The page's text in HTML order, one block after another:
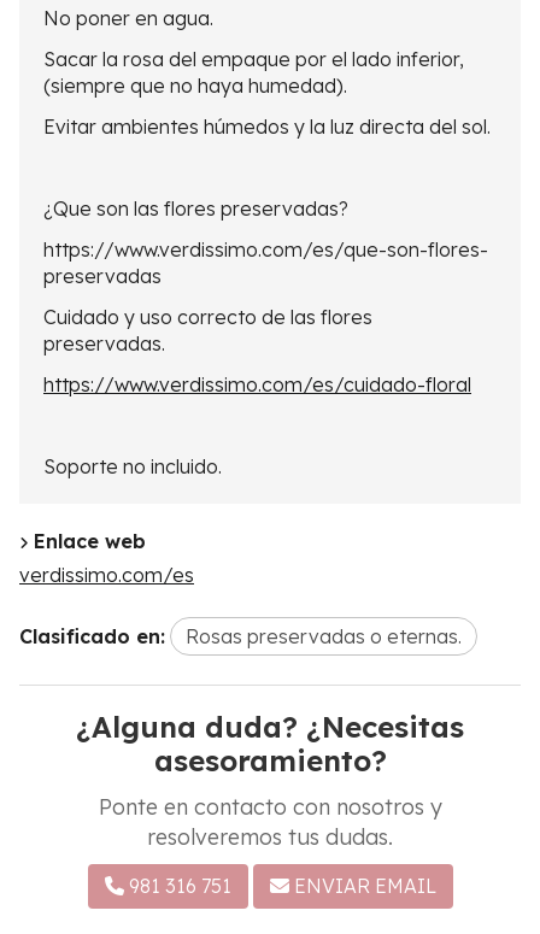
No poner en agua.
Sacar la rosa del empaque por el lado inferior,
(siempre que no haya humedad).
Evitar ambientes húmedos y la luz directa del sol.
¿Que son las flores preservadas?
https://www.verdissimo.com/es/que-son-flores-
preservadas
Cuidado y uso correcto de las flores
preservadas.
https://www.verdissimo.com/es/cuidado-floral
Soporte no incluido.
Enlace web
verdissimo.com/es
Clasificado en: Rosas preservadas o eternas.
¿Alguna duda? ¿Necesitas
asesoramiento?
Ponte en contacto con nosotros y
resolveremos tus dudas.
981 316 751 ENVIAR EMAIL